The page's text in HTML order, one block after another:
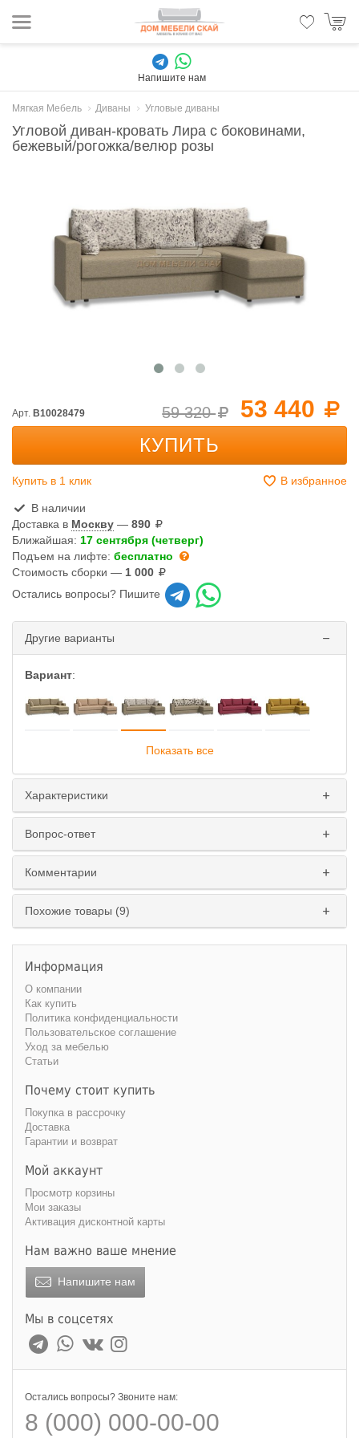
Напишите нам
Мягкая Мебель Диваны Угловые диваны
Угловой диван-кровать Лира с боковинами,
бежевый/рогожка/велюр розы
53 440
59 320
Арт. B10028479
КУПИТЬ
Купить в 1 клик В избранное
В наличии
Доставка в Москву — 890
Ближайшая: 17 сентября (четверг)
Подъем на лифте: бесплатно
Стоимость сборки — 1 000
Остались вопросы? Пишите
Другие варианты
Вариант:
Показать все
Характеристики
Вопрос-ответ
Комментарии
Похожие товары (9)
Информация
О компании
Как купить
Политика конфиденциальности
Пользовательское соглашение
Уход за мебелью
Статьи
Почему стоит купить
Покупка в рассрочку
Доставка
Гарантии и возврат
Мой аккаунт
Просмотр корзины
Мои заказы
Активация дисконтной карты
Нам важно ваше мнение
Напишите нам
Мы в соцсетях
Остались вопросы? Звоните нам:
8 (000) 000-00-00